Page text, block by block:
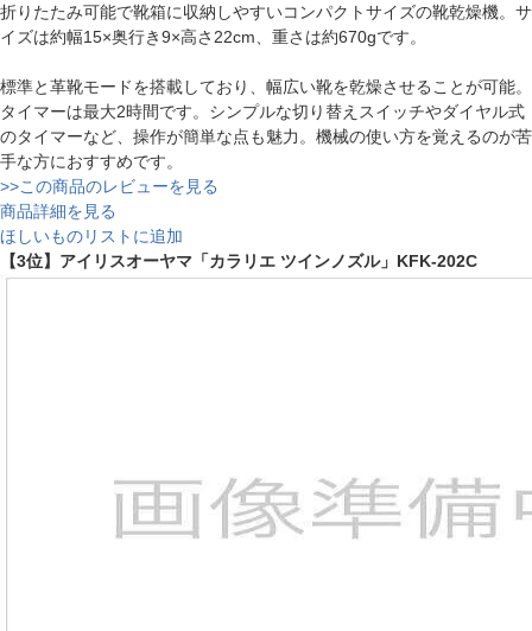
折りたたみ可能で靴箱に収納しやすいコンパクトサイズの靴乾燥機。サ
イズは約幅15×奥行き9×高さ22cm、重さは約670gです。
標準と革靴モードを搭載しており、幅広い靴を乾燥させることが可能。
タイマーは最大2時間です。シンプルな切り替えスイッチやダイヤル式
のタイマーなど、操作が簡単な点も魅力。機械の使い方を覚えるのが苦
手な方におすすめです。
>>この商品のレビューを見る
商品詳細を見る
ほしいものリストに追加
【3位】アイリスオーヤマ「カラリエ ツインノズル」KFK-202C